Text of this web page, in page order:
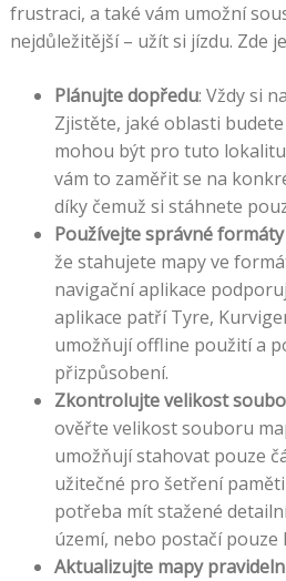
frustraci, a také vám umožní
nejdůležitější – užít si jízdu. Zde
Plánujte dopředu: Vždy si
Zjistěte, jaké oblasti
mohou být pro tuto
vám to zaměřit se na
díky čemuž si stáhnete
Používejte správné
že stahujete mapy ve
navigační aplikace
aplikace patří Tyre,
umožňují offline použití a
přizpůsobení.
Zkontrolujte velikost
ověřte velikost souboru
umožňují stahovat pouze
užitečné pro šetření
potřeba mít stažené
území, nebo postačí pouze
Aktualizujte mapy